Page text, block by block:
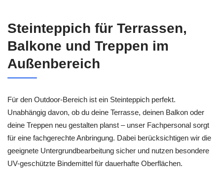
Steinteppich für Terrassen,
Balkone und Treppen im
Außenbereich
Für den Outdoor-Bereich ist ein Steinteppich perfekt.
Unabhängig davon, ob du deine Terrasse, deinen Balkon oder
deine Treppen neu gestalten planst – unser Fachpersonal sorgt
für eine fachgerechte Anbringung. Dabei berücksichtigen wir die
geeignete Untergrundbearbeitung sicher und nutzen besondere
UV-geschützte Bindemittel für dauerhafte Oberflächen.